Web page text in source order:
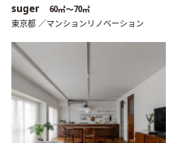
suger 60㎡〜70㎡
東京都 ／マンションリノベーション